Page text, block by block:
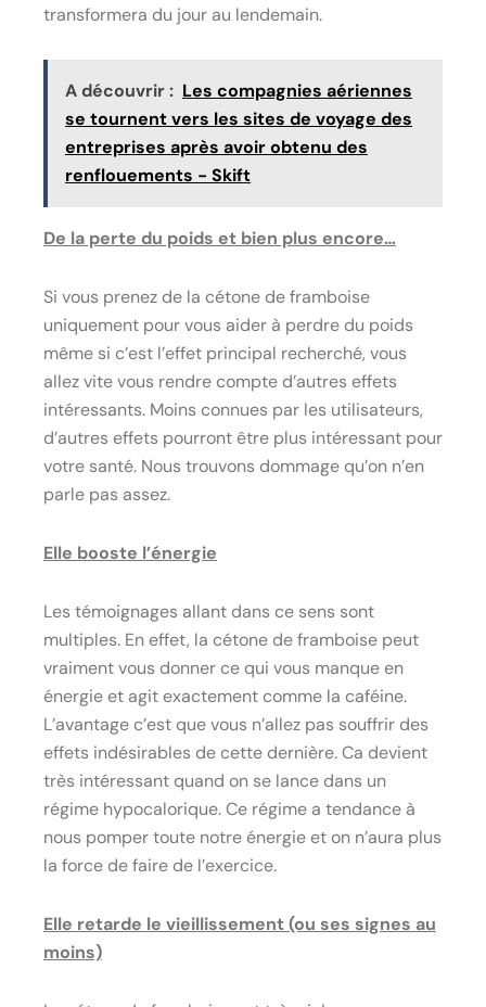
transformera du jour au lendemain.
A découvrir : Les compagnies aériennes
se tournent vers les sites de voyage des
entreprises après avoir obtenu des
renflouements - Skift
De la perte du poids et bien plus encore…
Si vous prenez de la cétone de framboise
uniquement pour vous aider à perdre du poids
même si c’est l’effet principal recherché, vous
allez vite vous rendre compte d’autres effets
intéressants. Moins connues par les utilisateurs,
d’autres effets pourront être plus intéressant pour
votre santé. Nous trouvons dommage qu’on n’en
parle pas assez.
Elle booste l’énergie
Les témoignages allant dans ce sens sont
multiples. En effet, la cétone de framboise peut
vraiment vous donner ce qui vous manque en
énergie et agit exactement comme la caféine.
L’avantage c’est que vous n’allez pas souffrir des
effets indésirables de cette dernière. Ca devient
très intéressant quand on se lance dans un
régime hypocalorique. Ce régime a tendance à
nous pomper toute notre énergie et on n’aura plus
la force de faire de l’exercice.
Elle retarde le vieillissement (ou ses signes au
moins)